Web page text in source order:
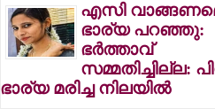
എസി
ഭാര്യ പറഞ്ഞു:
ഭര്‍ത്താവ്
സമ്മതിച്ചില്ല:
ഭാര്യ മരിച്ച നിലയില്‍